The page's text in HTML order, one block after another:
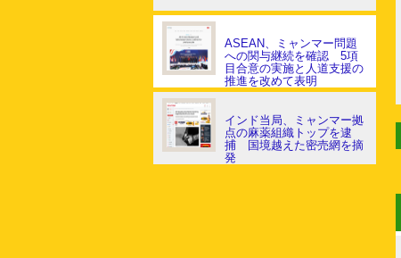
ASEAN、ミャンマー問題
への関与継続を確認 5項
目合意の実施と人道支援の
推進を改めて表明
インド当局、ミャンマー拠
点の麻薬組織トップを逮
捕 国境越えた密売網を摘
発